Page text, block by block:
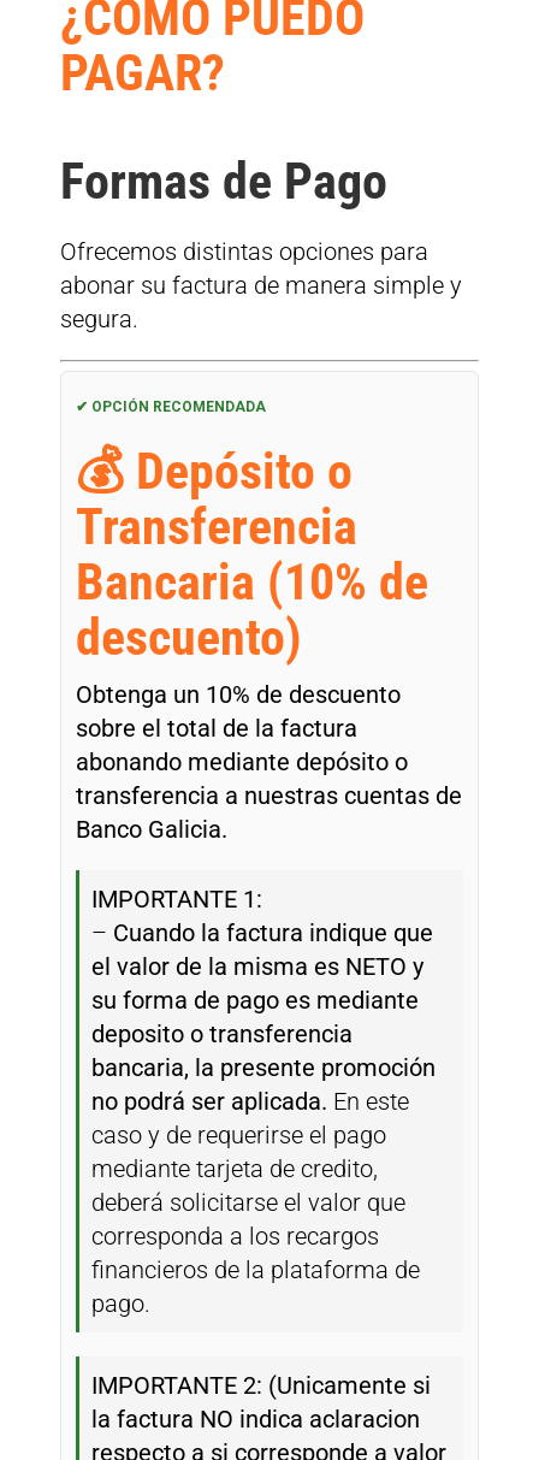
¿COMO PUEDO
PAGAR?
Formas de Pago
Ofrecemos distintas opciones para
abonar su factura de manera simple y
segura.
✔ OPCIÓN RECOMENDADA
💰 Depósito o
Transferencia
Bancaria (10% de
descuento)
Obtenga un 10% de descuento
sobre el total de la factura
abonando mediante depósito o
transferencia a nuestras cuentas de
Banco Galicia.
IMPORTANTE 1:
– Cuando la factura indique que
el valor de la misma es NETO y
su forma de pago es mediante
deposito o transferencia
bancaria, la presente promoción
no podrá ser aplicada. En este
caso y de requerirse el pago
mediante tarjeta de credito,
deberá solicitarse el valor que
corresponda a los recargos
financieros de la plataforma de
pago.
IMPORTANTE 2: (Unicamente si
la factura NO indica aclaracion
respecto a si corresponde a valor